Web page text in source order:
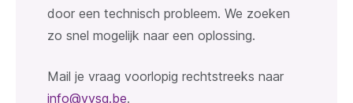
door een technisch probleem. We zoeken
zo snel mogelijk naar een oplossing.
Mail je vraag voorlopig rechtstreeks naar
info@vvsg.be.